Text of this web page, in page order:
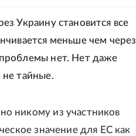
Украину становится все
меньше чем через
нет. Нет даже
не тайные.
никому из участников
значение для ЕС как